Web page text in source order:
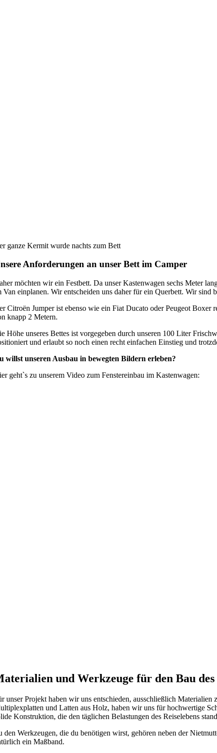
ganze Kermit wurde nachts zum Bett
Anforderungen an unser Bett im Camper
möchten wir ein Festbett. Da unser Kastenwagen sechs Meter
Van einplanen. Wir entscheiden uns daher für ein Querbett. Wir
Citroën Jumper ist ebenso wie ein Fiat Ducato oder Peugeot
knapp 2 Metern.
Höhe unseres Bettes ist vorgegeben durch unseren 100 Liter
und erlaubt so noch einen recht einfachen Einstieg und
willst unseren Ausbau in bewegten Bildern erleben?
geht`s zu unserem Video zum Fenstereinbau im Kastenwagen:
und Werkzeuge für den Bau
unser Projekt haben wir uns entschieden, ausschließlich
und Latten aus Holz, haben wir uns für hochwertige
Konstruktion, die den täglichen Belastungen des Reiselebens
den Werkzeugen, die du benötigen wirst, gehören neben der
ein Maßband.